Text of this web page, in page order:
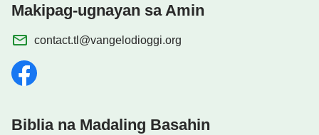
Makipag-ugnayan sa Amin
contact.tl@vangelodioggi.org
Biblia na Madaling Basahin